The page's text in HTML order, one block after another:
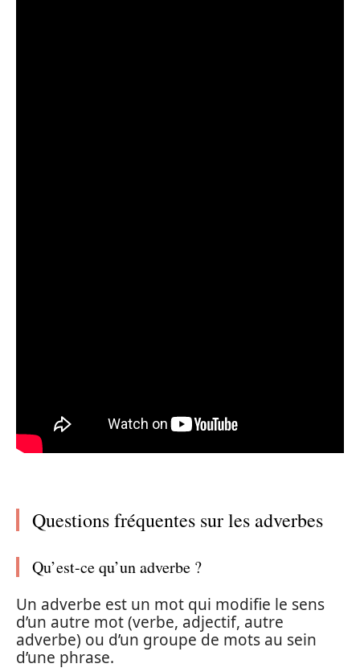
Questions fréquentes sur les adverbes
Qu’est-ce qu’un adverbe ?
Un adverbe est un mot qui modifie le sens
d’un autre mot (verbe, adjectif, autre
adverbe) ou d’un groupe de mots au sein
d’une phrase.